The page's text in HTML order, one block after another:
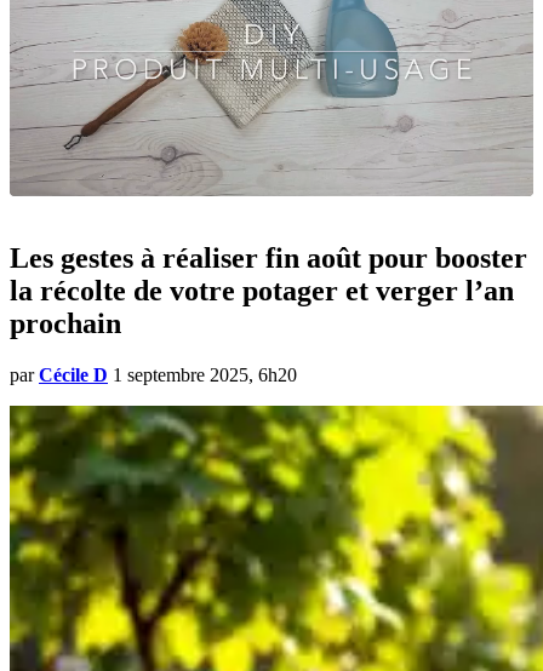
Les gestes à réaliser fin août pour booster
la récolte de votre potager et verger l’an
prochain
par Cécile D 1 septembre 2025, 6h20